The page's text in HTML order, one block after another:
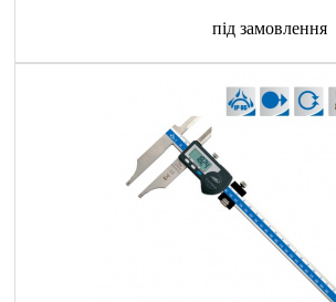
під замовлення